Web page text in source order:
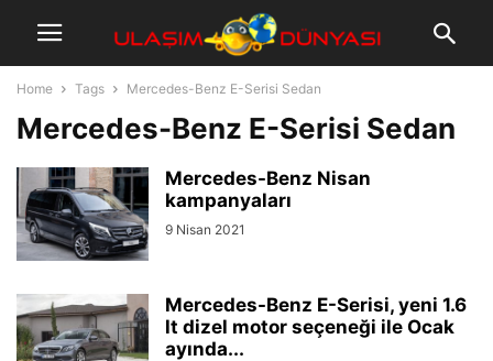
Home Tags Mercedes-Benz E-Serisi Sedan
Mercedes-Benz E-Serisi Sedan
Mercedes-Benz Nisan
kampanyaları
9 Nisan 2021
Mercedes-Benz E-Serisi, yeni 1.6
lt dizel motor seçeneği ile Ocak
ayında...